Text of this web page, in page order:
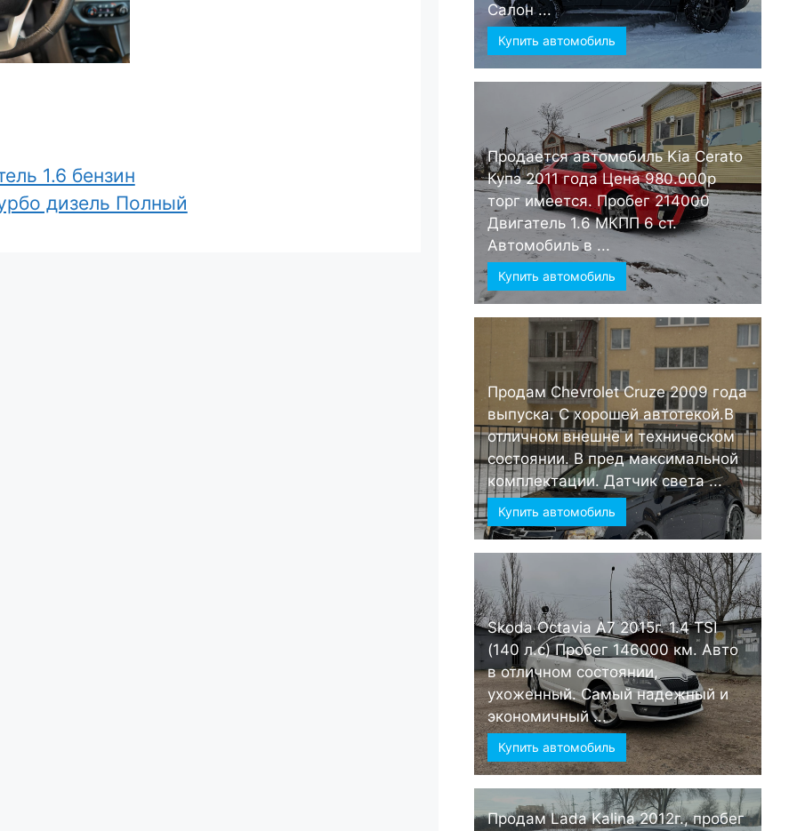
1.6 бензин
дизель Полный
Салон ...
Купить автомобиль
Продается автомобиль Kia Cerato
Купэ 2011 года Цена 980.000р
торг имеется. Пробег 214000
Двигатель 1.6 МКПП 6 ст.
Автомобиль в ...
Купить автомобиль
Продам Chevrolet Cruze 2009 года
выпуска. С хорошей автотекой.В
отличном внешне и техническом
состоянии. В пред максимальной
комплектации. Датчик света ...
Купить автомобиль
Skoda Octavia А7 2015г. 1.4 TSI
(140 л.с) Пробег 146000 км. Авто
в отличном состоянии,
ухоженный. Самый надежный и
экономичный ...
Купить автомобиль
Продам Lada Kalina 2012г., пробег